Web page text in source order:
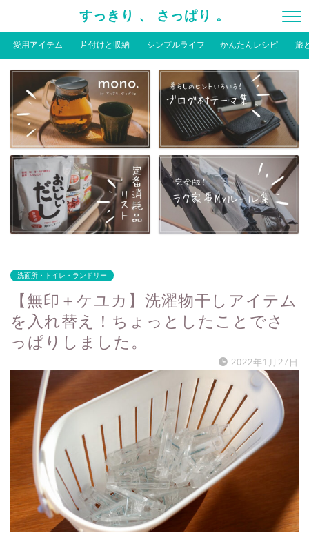
すっきり 、 さっぱり 。
愛用アイテム 片付けと収納 シンプルライフ かんたんレシピ 旅
洗面所・トイレ・ランドリー
【無印＋ケユカ】洗濯物干しアイテム
を入れ替え！ちょっとしたことでさ
っぱりしました。
2022年1月27日